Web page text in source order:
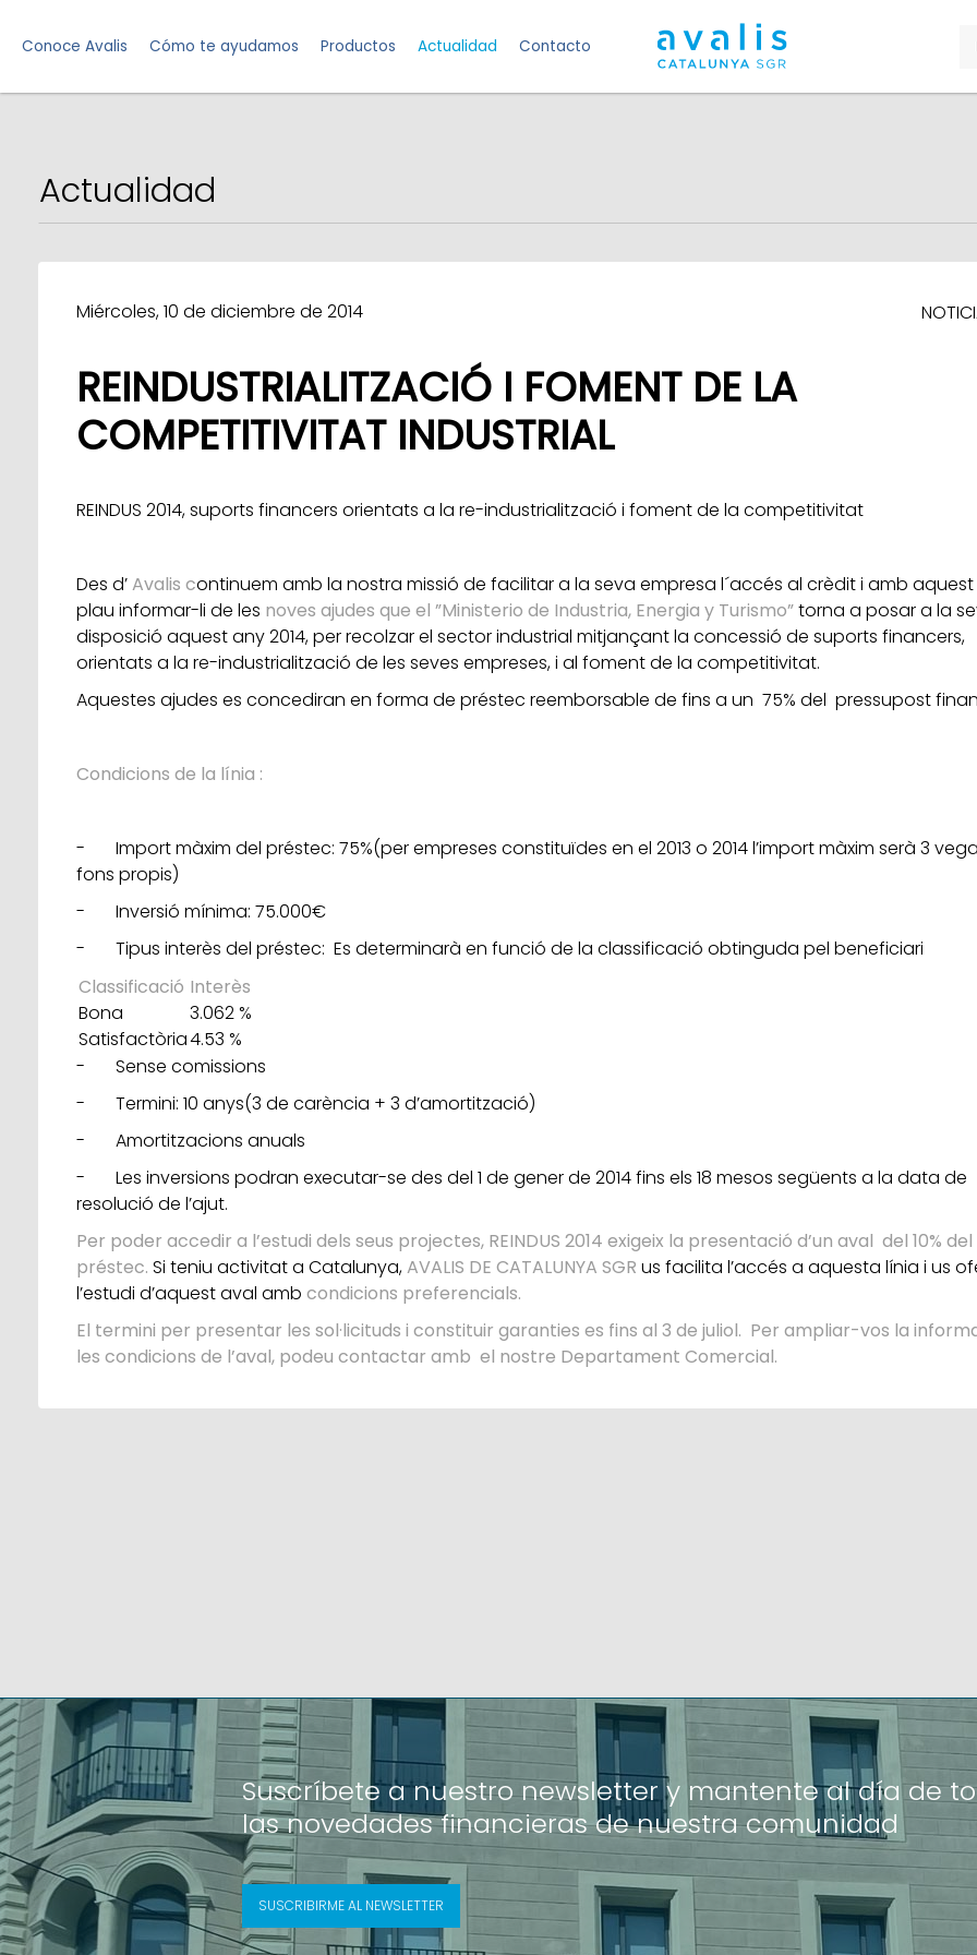
Conoce Avalis Cómo te ayudamos Productos Actualidad Contacto
Actualidad
Miércoles, 10 de diciembre de 2014
REINDUSTRIALITZACIÓ I FOMENT DE LA
COMPETITIVITAT INDUSTRIAL
REINDUS 2014, suports financers orientats a la re-industrialització i foment de la competitivitat
Des d’Avalis continuem amb la nostra missió de facilitar a la seva empresa l´accés al crèdit i amb aquest
plau informar-li de les noves ajudes que el ”Ministerio de Industria, Energia y Turismo”torna a posar a la
disposició aquest any 2014, per recolzar el sector industrial mitjançant la concessió de suports financers,
orientats a la re-industrialització de les seves empreses, i al foment de la competitivitat.
Aquestes ajudes es concediran en forma de préstec reemborsable de fins a un 75% del pressupost
Condicions de la línia :
- Import màxim del préstec: 75%(per empreses constituïdes en el 2013 o 2014 l’import màxim serà 3
fons propis)
- Inversió mínima: 75.000€
- Tipus interès del préstec: Es determinarà en funció de la classificació obtinguda pel beneficiari
Classificació Interès
Bona
3.062 %
Satisfactòria4.53 %
- Sense comissions
- Termini: 10 anys(3 de carència + 3 d’amortització)
- Amortitzacions anuals
- Les inversions podran executar-se des del 1 de gener de 2014 fins els 18 mesos següents a la data de
resolució de l’ajut.
Per poder accedir a l’estudi dels seus projectes, REINDUS 2014 exigeix la presentació d’un aval del 10% del
préstec. Si teniu activitat a Catalunya,AVALIS DE CATALUNYA SGR us facilita l’accés a aquesta línia i us
l’estudi d’aquest aval amb condicions preferencials.
El termini per presentar les sol·licituds i constituir garanties es fins al 3 de juliol. Per ampliar-vos la
les condicions de l’aval, podeu contactar amb el nostre Departament Comercial.
Suscríbete a nuestro newsletter y mantente al día de
las novedades financieras de nuestra comunidad
SUSCRIBIRME AL NEWSLETTER